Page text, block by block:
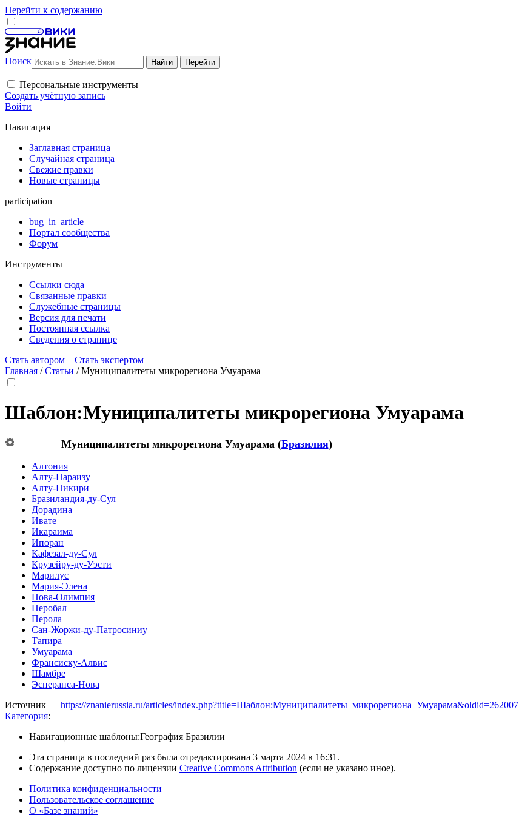
Перейти к содержанию
Поиск
Персональные инструменты
Создать учётную запись
Войти
Навигация
Заглавная страница
Случайная страница
Свежие правки
Новые страницы
participation
bug_in_article
Портал сообщества
Форум
Инструменты
Ссылки сюда
Связанные правки
Служебные страницы
Версия для печати
Постоянная ссылка
Сведения о странице
Стать автором
Стать экспертом
Главная /Статьи /Муниципалитеты микрорегиона Умуарама
Шаблон:Муниципалитеты микрорегиона Умуарама
Муниципалитеты микрорегиона Умуарама (Бразилия)
Алтония
Алту-Параизу
Алту-Пикири
Бразиландия-ду-Сул
Дорадина
Ивате
Икараима
Ипоран
Кафезал-ду-Сул
Крузейру-ду-Уэсти
Марилус
Мария-Элена
Нова-Олимпия
Перобал
Перола
Сан-Жоржи-ду-Патросиниу
Тапира
Умуарама
Франсиску-Алвис
Шамбре
Эсперанса-Нова
Источник — https://znanierussia.ru/articles/index.php?title=Шаблон:Муниципалитеты_микрорегиона_Умуарама&oldid=262007
Категория:
Навигационные шаблоны:География Бразилии
Эта страница в последний раз была отредактирована 3 марта 2024 в 16:31.
Содержание доступно по лицензии Creative Commons Attribution (если не указано иное).
Политика конфиденциальности
Пользовательское соглашение
О «Базе знаний»